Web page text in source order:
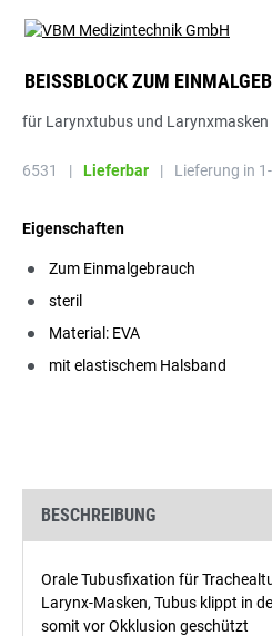
BEISSBLOCK ZUM
für Larynxtubus und Larynxmasken
6531 | Lieferbar | Lieferung in
Eigenschaften
Zum Einmalgebrauch
steril
Material: EVA
mit elastischem Halsband
BESCHREIBUNG
Orale Tubusfixation für
Larynx-Masken, Tubus klippt in
somit vor Okklusion geschützt